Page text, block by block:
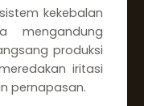
kekebalan
mengandung
produksi
iritasi
pernapasan.